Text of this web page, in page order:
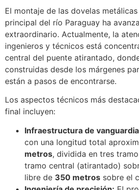
El montaje de las dovelas
principal del río Paraguay ha
extraordinario. Actualmente, la
ingenieros y técnicos está
central del puente atirantado,
construidas desde los márgenes
están a pasos de encontrarse.
Los aspectos técnicos más
final incluyen:
Infraestructura de
con una longitud total
metros, dividida en tres
tramo central (atirantado)
libre de 350 metros sobre el